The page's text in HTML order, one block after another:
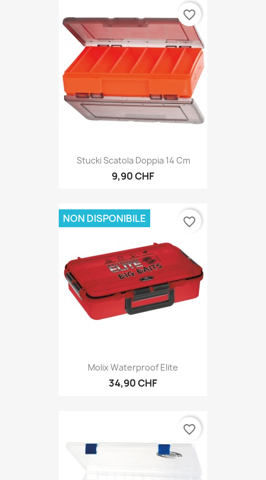
Stucki Scatola Doppia 14 Cm
9,90 CHF
favorite_border
Molix Waterproof Elite
34,90 CHF
NON DISPONIBILE favorite_border
favorite_border